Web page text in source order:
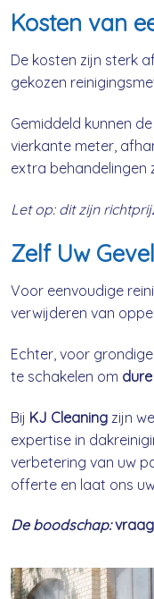
Kosten van
De kosten zijn sterk
gekozen
Gemiddeld kunnen
vierkante meter,
extra behandelingen
Let op: dit zijn
Zelf Uw
Voor eenvoudige
verwijderen van
Echter, voor
te schakelen om
Bij KJ Cleaning zijn
expertise in
verbetering van uw
offerte en laat ons
De boodschap:vraag